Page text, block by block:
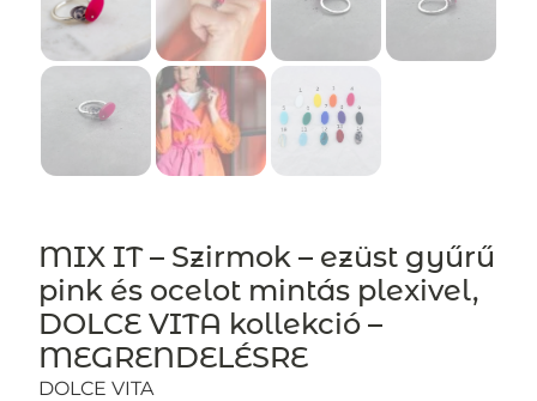
MIX IT – Szirmok – ezüst gyűrű
pink és ocelot mintás plexivel,
DOLCE VITA kollekció –
MEGRENDELÉSRE
DOLCE VITA